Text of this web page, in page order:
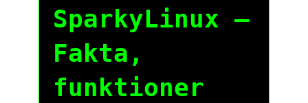
SparkyLinux –
Fakta,
funktioner